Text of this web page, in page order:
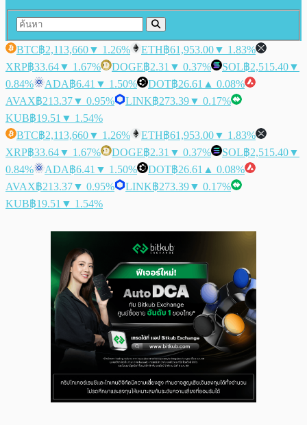
BTC฿2,113,660▼ 1.26% ETH฿61,953.00▼ 1.83%
XRP฿33.64▼ 1.67% DOGE฿2.31 ▼ 0.37% SOL฿2,515.40▼
0.84%
ADA฿6.41 ▼ 1.50% DOT฿26.61 ▲ 0.08%
AVAX฿213.37▼ 0.95% LINK฿273.39▼ 0.17%
KUB฿19.51 ▼ 1.54%
BTC฿2,113,660▼ 1.26% ETH฿61,953.00▼ 1.83%
XRP฿33.64▼ 1.67% DOGE฿2.31 ▼ 0.37% SOL฿2,515.40▼
0.84%
ADA฿6.41 ▼ 1.50% DOT฿26.61 ▲ 0.08%
AVAX฿213.37▼ 0.95% LINK฿273.39▼ 0.17%
KUB฿19.51 ▼ 1.54%